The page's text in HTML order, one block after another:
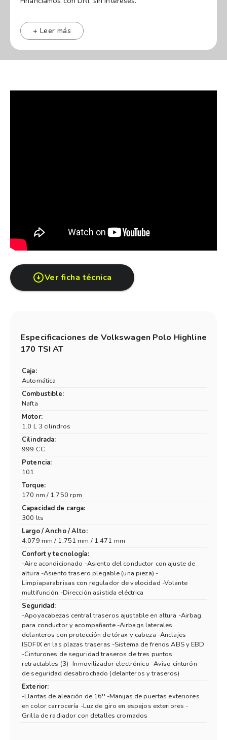
Leasing
Tomamos Dolares (Consultar cotización)
Escobar
+ Leer más
Ver ficha técnica
Especificaciones de Volkswagen Polo Highline
170 TSI AT
Caja:
Automática
Combustible:
Nafta
Motor:
1.0 L 3 cilindros
Cilindrada:
999 CC
Potencia:
101
Torque:
170 nm / 1.750 rpm
Capacidad de carga:
300 lts
Largo / Ancho / Alto:
4.079 mm / 1.751 mm / 1.471 mm
Confort y tecnología:
-Aire acondicionado -Asiento del conductor con ajuste de
altura -Asiento trasero plegable (una pieza) -
Limpiaparabrisas con regulador de velocidad -Volante
multifunción -Dirección asistida eléctrica
Seguridad:
-Apoyacabezas central traseros ajustable en altura -Airbag
para conductor y acompañante -Airbags laterales
delanteros con protección de tórax y cabeza -Anclajes
ISOFIX en las plazas traseras -Sistema de frenos ABS y EBD
-Cinturones de seguridad traseros de tres puntos
retractables (3) -Inmovilizador electrónico -Aviso cinturón
de seguridad desabrochado (delanteros y traseros)
Exterior:
-Llantas de aleación de 16'' -Manijas de puertas exteriores
en color carrocería -Luz de giro en espejos exteriores -
Grilla de radiador con detalles cromados